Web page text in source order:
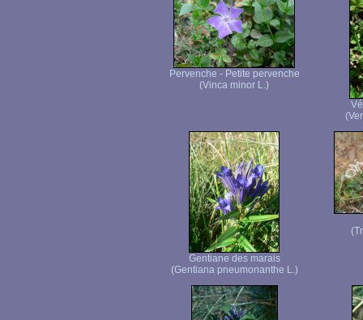
Pervenche - Petite pervenche
(Vinca minor L.)
Gentiane des marais
(Gentiana pneumonanthe L.)